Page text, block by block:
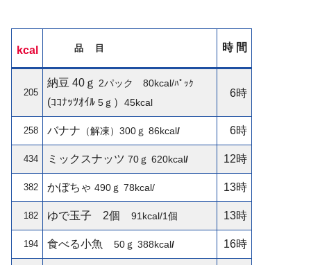
kcal 品 目 時 間
205
納豆 40ｇ 2パック 80kcal/ﾊﾟｯｸ
(ｺｺﾅｯﾂｵｲﾙ5ｇ ）45kcal
6時
258 バナナ （解凍）300ｇ 86kcal/ 6時
434 ミックスナッツ70ｇ 620kcal/ 12時
382 かぼちゃ 490ｇ 78kcal/ 13時
182 ゆで玉子 2個91kcal/1個 13時
194 食べる小魚50ｇ 388kcal/ 16時